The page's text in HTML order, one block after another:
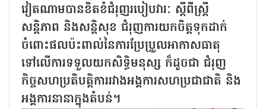
វៀតណាមបានខិតខំជំរុញរបៀបវារៈ ស្តីពីស្ត្រី
សន្តិភាព និងសន្តិសុខ ជំរុញការយកចិត្តទុកដាក់
ចំពោះផលប៉ះពាល់នៃការប្រែប្រួលអាកាសធាតុ
ទៅលើការទទួលយកសិទ្ធិមនុស្ស ក៏ដូចជា ជំរុញ
កិច្ចសហប្រតិបត្តិការរវាងអង្គការសហប្រជាជាតិ និង
អង្គការនានាក្នុងតំបន់។